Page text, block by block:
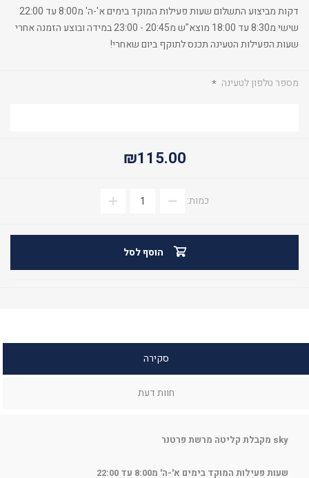
דקות מביצוע התשלום שעות פעילות המוקד בימים א'-ה' מ8:00 עד 22:00
שישי מ8:30 עד 18:00 מוצא"ש מ20:45 - 23:00 במידה ובוצע הזמנה אחרי
שעות הפעילות הטעינה תכנס לתוקף ביום שאחרי!
מספר טלפון לטעינה *
₪115.00
כמות:
הוסף לסל
סקירה
חוות דעת
sky מקבלת קליטה מרשת פרטנר
שעות פעילות המוקד בימים א'-ה' מ8:00 עד 22:00